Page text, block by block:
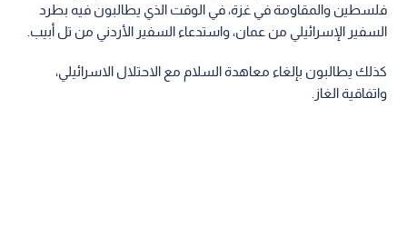
فلسطين والمقاومة في غزة، في الوقت الذي يطالبون فيه بطرد
السفير الإسرائيلي من عمان، واستدعاء السفير الأردني من تل أبيب.
كذلك يطالبون بإلغاء معاهدة السلام مع الاحتلال الاسرائيلي،
واتفاقية الغاز.